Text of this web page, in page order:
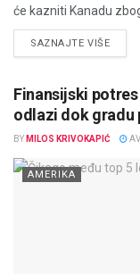
će kazniti Kanadu
SAZNAJTE VIŠE
Finansijski
odlazi dok gradu
BY MILOS KRIVOKAPIĆ
AMERIKA